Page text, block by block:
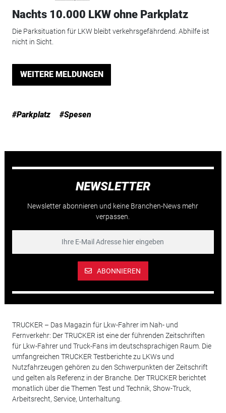
Nachts 10.000 LKW ohne Parkplatz
Die Parksituation für LKW bleibt verkehrsgefährdend. Abhilfe ist
nicht in Sicht.
WEITERE MELDUNGEN
#Parkplatz #Spesen
NEWSLETTER
Newsletter abonnieren und keine Branchen-News mehr
verpassen.
ABONNIEREN
TRUCKER – Das Magazin für Lkw-Fahrer im Nah- und
Fernverkehr: Der TRUCKER ist eine der führenden Zeitschriften
für Lkw-Fahrer und Truck-Fans im deutschsprachigen Raum. Die
umfangreichen TRUCKER Testberichte zu LKWs und
Nutzfahrzeugen gehören zu den Schwerpunkten der Zeitschrift
und gelten als Referenz in der Branche. Der TRUCKER berichtet
monatlich über die Themen Test und Technik, Show-Truck,
Arbeitsrecht, Service, Unterhaltung.